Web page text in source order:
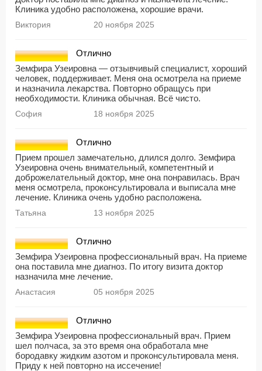
Клиника удобно расположена, хорошие врачи.
Виктория 20 ноября 2025
Отлично
Земфира Узеировна — отзывчивый специалист, хороший
человек, поддерживает. Меня она осмотрела на приеме
и назначила лекарства. Повторно обращусь при
необходимости. Клиника обычная. Всё чисто.
София 18 ноября 2025
Отлично
Прием прошел замечательно, длился долго. Земфира
Узеировна очень внимательный, компетентный и
доброжелательный доктор, мне она понравилась. Врач
меня осмотрела, проконсультировала и выписала мне
лечение. Клиника очень удобно расположена.
Татьяна 13 ноября 2025
Отлично
Земфира Узеировна профессиональный врач. На приеме
она поставила мне диагноз. По итогу визита доктор
назначила мне лечение.
Анастасия 05 ноября 2025
Отлично
Земфира Узеировна профессиональный врач. Прием
шел полчаса, за это время она обработала мне
бородавку жидким азотом и проконсультировала меня.
Приду к ней повторно на иссечение!